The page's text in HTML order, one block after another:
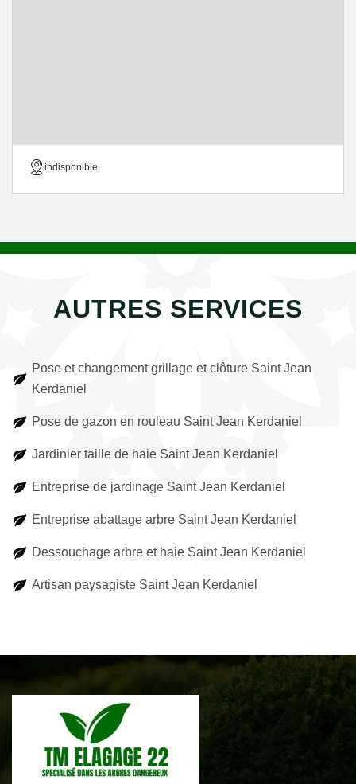
indisponible
AUTRES SERVICES
Pose et changement grillage et clôture Saint Jean
Kerdaniel
Pose de gazon en rouleau Saint Jean Kerdaniel
Jardinier taille de haie Saint Jean Kerdaniel
Entreprise de jardinage Saint Jean Kerdaniel
Entreprise abattage arbre Saint Jean Kerdaniel
Dessouchage arbre et haie Saint Jean Kerdaniel
Artisan paysagiste Saint Jean Kerdaniel